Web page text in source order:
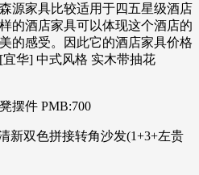
源家具比较适用于四五星级酒店
的酒店家具可以体现这个酒店的
的感受。因此它的酒店家具价格
华] 中式风格 实木带抽花
摆件 PMB:700
新双色拼接转角沙发(1+3+左贵